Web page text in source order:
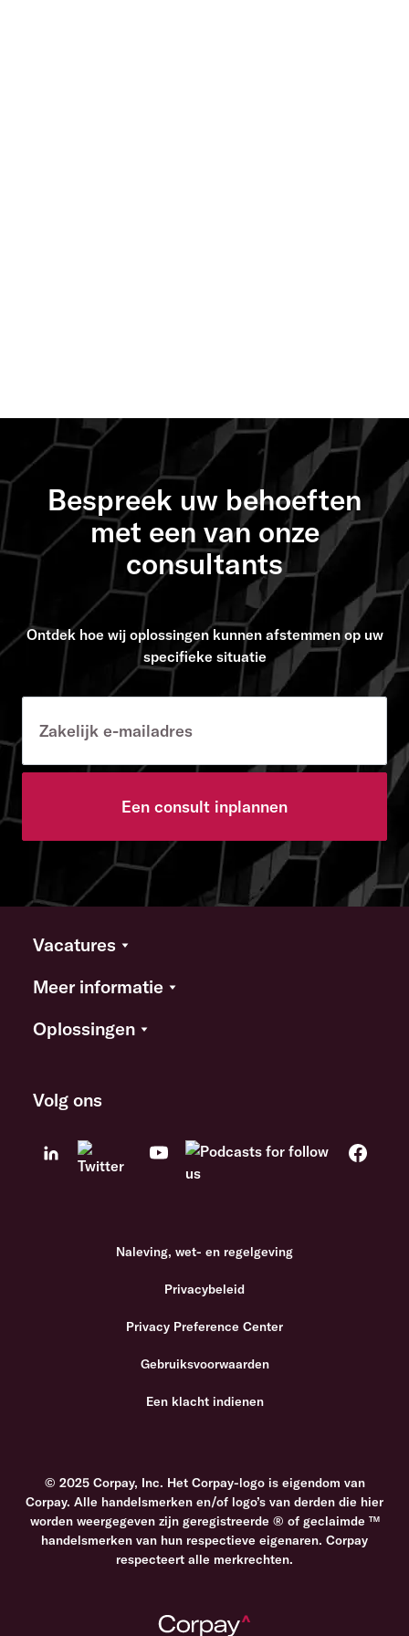
Bespreek uw behoeften
met een van onze
consultants
Ontdek hoe wij oplossingen kunnen afstemmen op uw
specifieke situatie
Een consult inplannen
Vacatures
Meer informatie
Oplossingen
Volg ons
Naleving, wet- en regelgeving
Privacybeleid
Privacy Preference Center
Gebruiksvoorwaarden
Een klacht indienen
© 2025 Corpay, Inc. Het Corpay-logo is eigendom van
Corpay. Alle handelsmerken en/of logo’s van derden die hier
worden weergegeven zijn geregistreerde ® of geclaimde ™
handelsmerken van hun respectieve eigenaren. Corpay
respecteert alle merkrechten.